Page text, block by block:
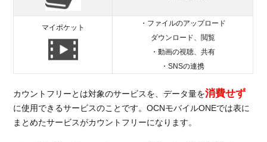
マイポケット
・ファイルのアップロード
ダウンロード、閲覧
・動画の視聴、共有
・SNSの連携
カウントフリーとは対象のサービスを、データ量を消費せず
に使用できるサービスのことです。OCNモバイルONEでは表に
まとめたサービスがカウントフリーになります。